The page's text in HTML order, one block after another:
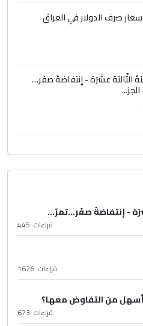
صرف الدولار في العراق
الثّالثةَ عشَرَة - إِنتفاضةُ صفَر…
- إِنتفاضةُ صفَر…تمرّ...
قراءات :445
قراءات :1626
أسهل من التفاوض معها؟
قراءات :673